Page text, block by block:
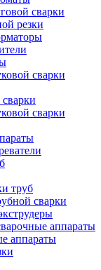
сварки
резки
сварки
сварки
труб
сварки
аппараты
аппараты